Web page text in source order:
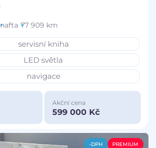
nafta 77 909 km
servisní kniha
LED světla
navigace
Akční cena
599 000 Kč
-DPH PREMIUM